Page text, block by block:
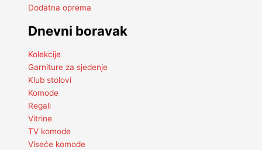
Dodatna oprema
Dnevni boravak
Kolekcije
Garniture za sjedenje
Klub stolovi
Komode
Regali
Vitrine
TV komode
Viseće komode